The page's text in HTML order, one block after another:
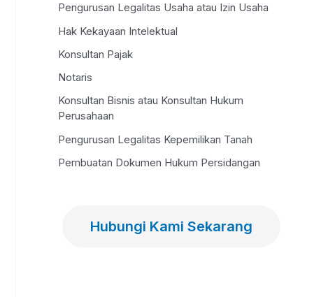
Pengurusan Legalitas Usaha atau Izin Usaha
Hak Kekayaan Intelektual
Konsultan Pajak
Notaris
Konsultan Bisnis atau Konsultan Hukum
Perusahaan
Pengurusan Legalitas Kepemilikan Tanah
Pembuatan Dokumen Hukum Persidangan
Hubungi Kami Sekarang